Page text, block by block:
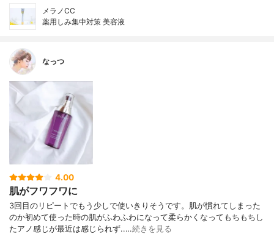
メラノCC
薬用しみ集中対策 美容液
なっつ
4.00
肌がフワフワに
3回目のリピートでもう少しで使いきりそうです。肌が慣れてしまった
のか初めて使った時の肌がふわふわになって柔らかくなってもちもちし
たアノ感じが最近は感じられず..…続きを見る